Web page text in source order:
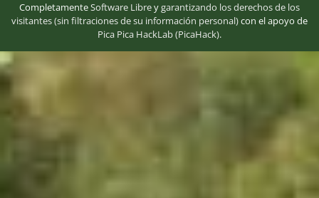
CompletamenteSoftware Libreygarantizando los derechos de los
visitantes (sin filtraciones de su información personal)con el apoyo de
Pica Pica HackLab (PicaHack).